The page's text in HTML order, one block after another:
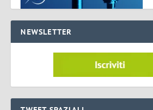
NEWSLETTER